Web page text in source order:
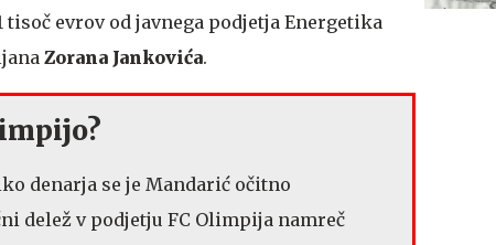
evrov od javnega podjetja Energetika
Zorana Jankovića.
denarja se je Mandarić očitno
delež v podjetju FC Olimpija namreč